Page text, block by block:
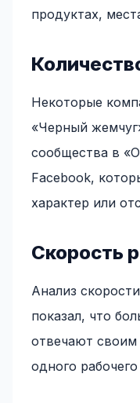
продуктах,
Некоторые
«Черный
сообщества в
Facebook,
характер или
Скорость
Анализ
показал, что
отвечают своим
одного